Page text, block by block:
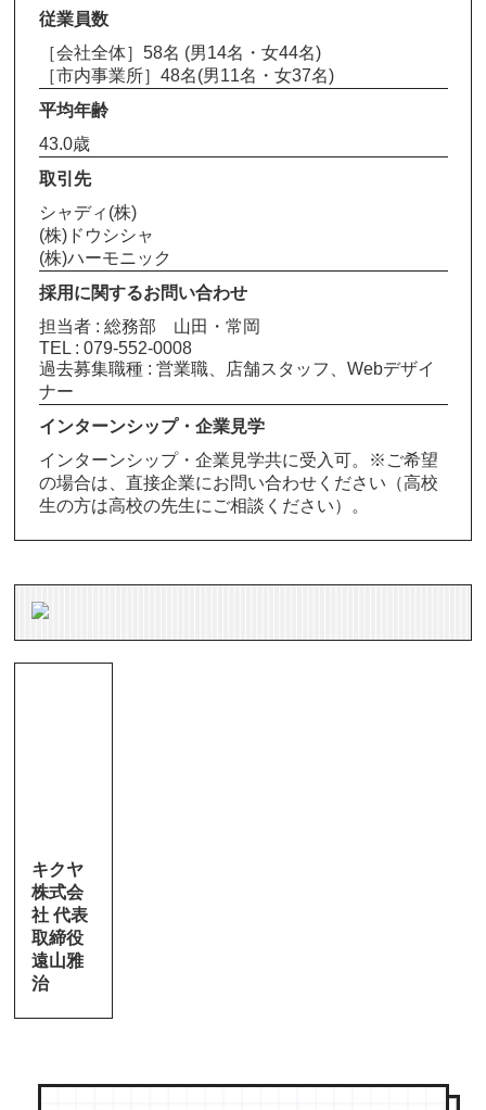
従業員数
［会社全体］58名 (男14名・女44名)
［市内事業所］48名(男11名・女37名)
平均年齢
43.0歳
取引先
シャディ(株)
(株)ドウシシャ
(株)ハーモニック
採用に関するお問い合わせ
担当者 : 総務部 山田・常岡
TEL : 079-552-0008
過去募集職種 : 営業職、店舗スタッフ、Webデザイ
ナー
インターンシップ・企業見学
インターンシップ・企業見学共に受入可。※ご希望
の場合は、直接企業にお問い合わせください（高校
生の方は高校の先生にご相談ください）。
キクヤ
株式会
社 代表
取締役
遠山雅
治